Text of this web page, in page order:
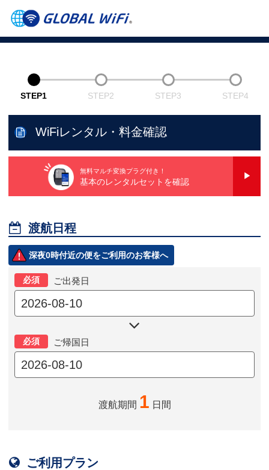
STEP1 STEP2 STEP3 STEP4
WiFiレンタル・料金確認
無料マルチ変換プラグ付き！
基本のレンタルセットを確認
 渡航日程
深夜0時付近の便をご利用のお客様へ
必須 ご出発日

必須 ご帰国日
渡航期間 1 日間
 ご利用プラン